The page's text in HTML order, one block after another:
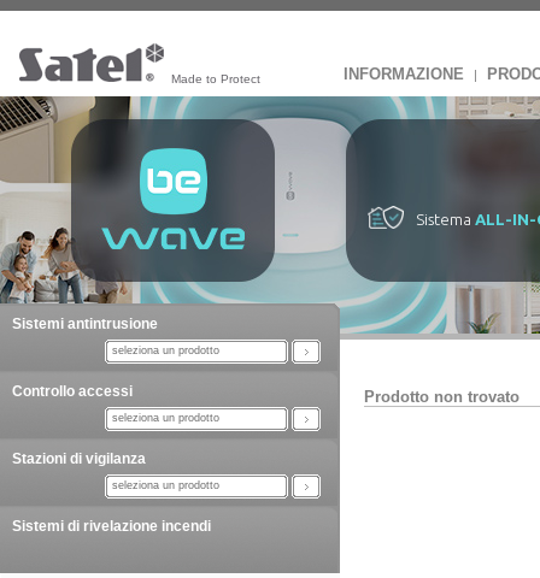
Made to Protect INFORMAZIONE |
Sistema ALL-IN-
Sistemi antintrusione
seleziona un prodotto
Controllo accessi
seleziona un prodotto
Stazioni di vigilanza
seleziona un prodotto
Sistemi di rivelazione incendi
Prodotto non trovato